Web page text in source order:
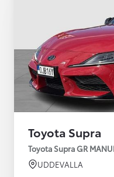
Toyota Supra
Toyota Supra GR
UDDEVALLA